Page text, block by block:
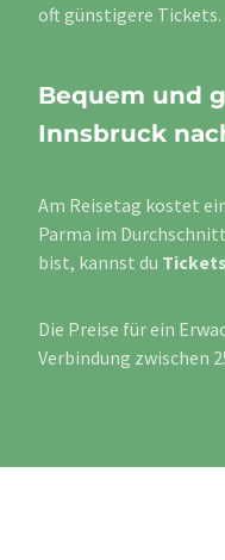
oft günstigere Tickets.
Bequem und
Innsbruck
Am Reisetag kostet
Parma im
bist, kannst du
Die Preise für ein
Verbindung zwischen